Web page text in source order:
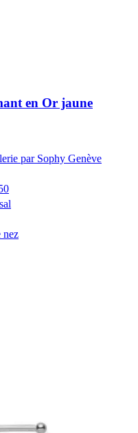
en Or jaune
par Sophy Genève
nez